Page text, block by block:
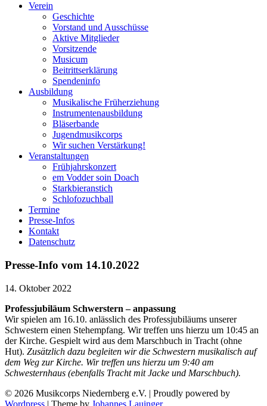
Verein
Geschichte
Vorstand und Ausschüsse
Aktive Mitglieder
Vorsitzende
Musicum
Beitrittserklärung
Spendeninfo
Ausbildung
Musikalische Früherziehung
Instrumentenausbildung
Bläserbande
Jugendmusikcorps
Wir suchen Verstärkung!
Veranstaltungen
Frühjahrskonzert
em Vodder soin Doach
Starkbieranstich
Schlofozuchball
Termine
Presse-Infos
Kontakt
Datenschutz
Presse-Info vom 14.10.2022
14. Oktober 2022
Professjubiläum Schwerstern – anpassung
Wir spielen am 16.10. anlässlich des Professjubiläums unserer
Schwestern einen Stehempfang. Wir treffen uns hierzu um 10:45 an
der Kirche. Gespielt wird aus dem Marschbuch in Tracht (ohne
Hut). Zusätzlich dazu begleiten wir die Schwestern musikalisch auf
dem Weg zur Kirche. Wir treffen uns hierzu um 9:40 am
Schwesternhaus (ebenfalls Tracht mit Jacke und Marschbuch).
© 2026 Musikcorps Niedernberg e.V. | Proudly powered by
Wordpress | Theme by Johannes Lauinger